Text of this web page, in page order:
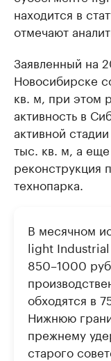
находится в
отмечают
Заявленный на
Новосибирске
кв. м, при этом
активность в
активной
тыс. кв. м, а
реконструкция
технопарка.
В месячном
light
850–1000
обходятся в
Нижнюю
прежнему
старого